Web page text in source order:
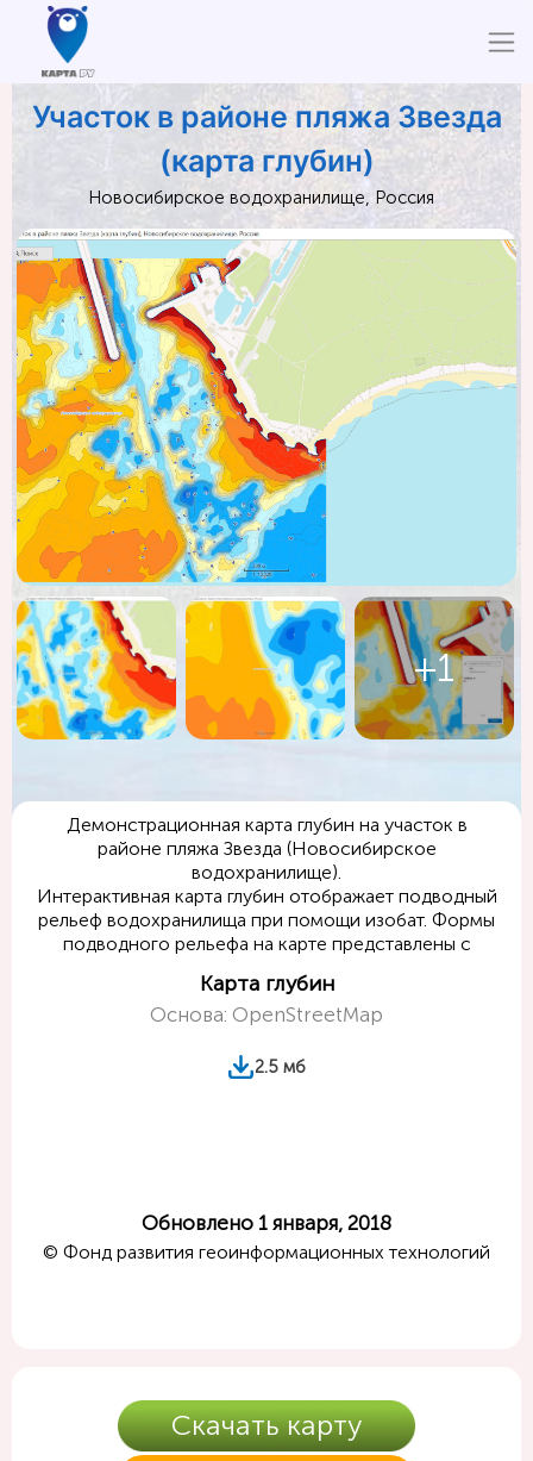
Участок в районе пляжа Звезда
(карта глубин)
Новосибирское водохранилище, Россия
+1
Демонстрационная карта глубин на участок в
районе пляжа Звезда (Новосибирское
водохранилище).
Интерактивная карта глубин отображает подводный
рельеф водохранилища при помощи изобат. Формы
подводного рельефа на карте представлены с
глубин, что дает наглядное представление о
рельефе дна водоема.
Карта глубин
Основа: OpenStreetMap
2.5 мб
Обновлено 1 января, 2018
© Фонд развития геоинформационных технологий
Скачать карту